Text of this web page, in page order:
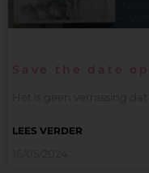
Save the date
Het is geen verrassing
LEES VERDER